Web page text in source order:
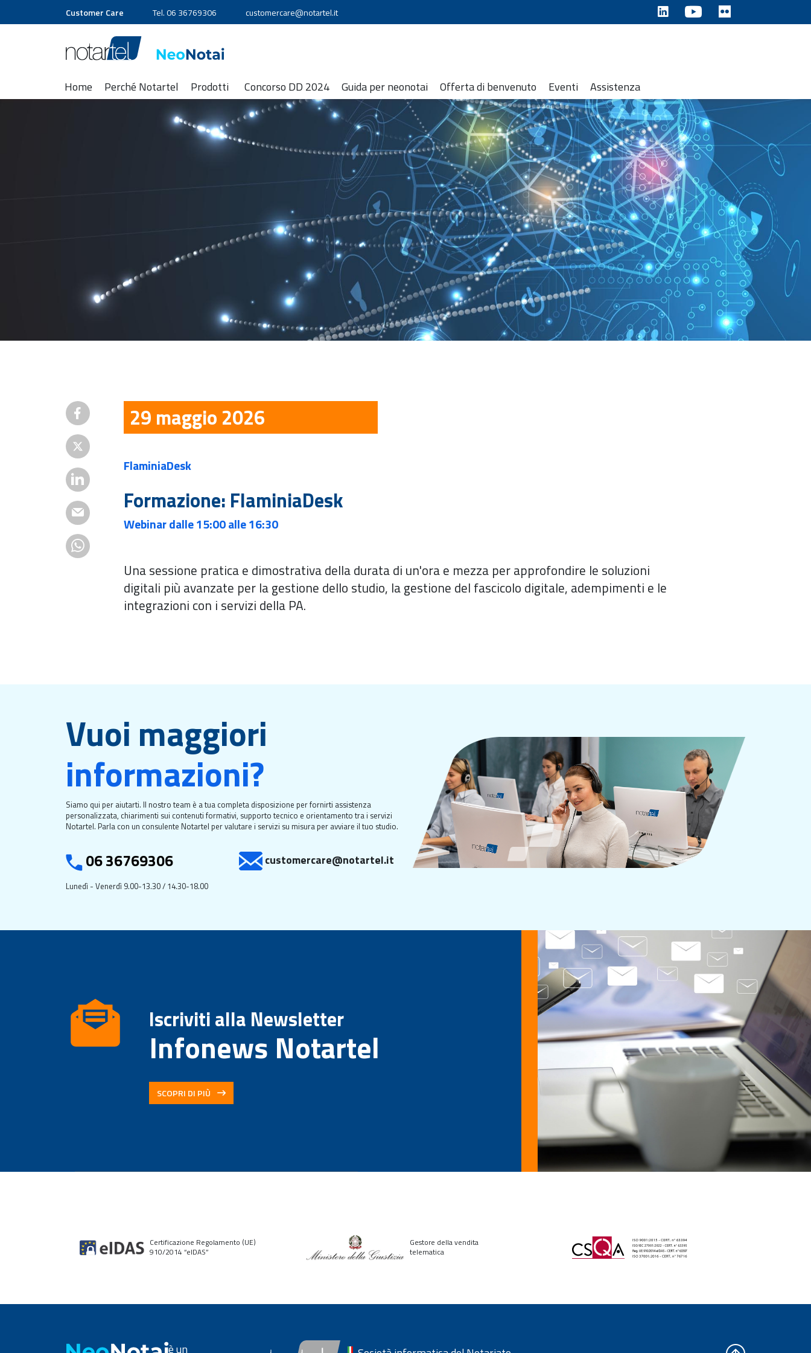
Customer Care Tel. 06 36769306 customercare@notartel.it
Home Perché Notartel Prodotti Concorso DD 2024 Guida per neonotai Offerta di benvenuto Eventi Assistenza
29 maggio 2026
FlaminiaDesk
Formazione: FlaminiaDesk
Webinar dalle 15:00 alle 16:30
Una sessione pratica e dimostrativa della durata di un'ora e mezza per approfondire le soluzioni
digitali più avanzate per la gestione dello studio, la gestione del fascicolo digitale, adempimenti e le
integrazioni con i servizi della PA.
Vuoi maggiori
informazioni?
Siamo qui per aiutarti. Il nostro team è a tua completa disposizione per fornirti assistenza
personalizzata, chiarimenti sui contenuti formativi, supporto tecnico e orientamento tra i servizi
Notartel. Parla con un consulente Notartel per valutare i servizi su misura per avviare il tuo studio.
06 36769306
Lunedì - Venerdì 9.00-13.30 / 14.30-18.00
customercare@notartel.it
Iscriviti alla Newsletter
Infonews Notartel
SCOPRI DI PIÙ
Certificazione Regolamento (UE)
910/2014 “elDAS”
Gestore della vendita
telematica
è un